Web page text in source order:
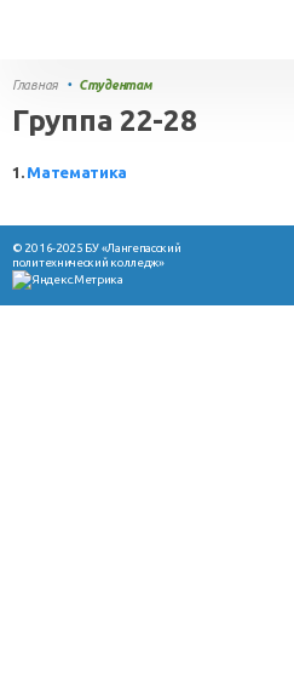
Главная • Студентам
Группа 22-28
1. Математика
© 2016-2025 БУ «Лангепасский
политехнический колледж»